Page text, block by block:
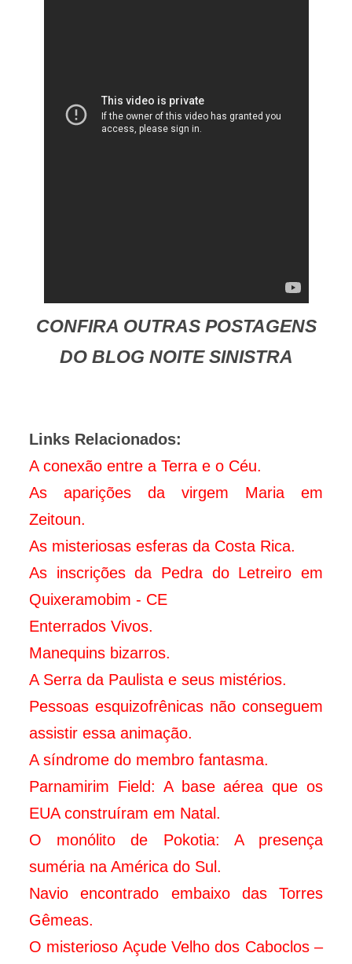
CONFIRA OUTRAS POSTAGENS
DO BLOG NOITE SINISTRA
Links Relacionados:
A conexão entre a Terra e o Céu.
As aparições da virgem Maria em
Zeitoun.
As misteriosas esferas da Costa Rica.
As inscrições da Pedra do Letreiro em
Quixeramobim - CE
Enterrados Vivos.
Manequins bizarros.
A Serra da Paulista e seus mistérios.
Pessoas esquizofrênicas não conseguem
assistir essa animação.
A síndrome do membro fantasma.
Parnamirim Field: A base aérea que os
EUA construíram em Natal.
O monólito de Pokotia: A presença
suméria na América do Sul.
Navio encontrado embaixo das Torres
Gêmeas.
O misterioso Açude Velho dos Caboclos –